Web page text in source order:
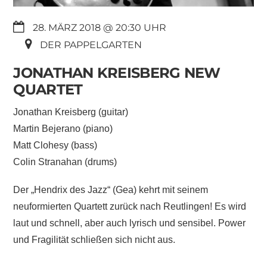
28. MÄRZ 2018 @ 20:30
DER PAPPELGARTEN
JONATHAN KREISBERG NEW
QUARTET
Jonathan Kreisberg (guitar)
Martin Bejerano (piano)
Matt Clohesy (bass)
Colin Stranahan (drums)
Der „Hendrix des Jazz“ (Gea) kehrt mit seinem
neuformierten Quartett zurück nach Reutlingen! Es wird
laut und schnell, aber auch lyrisch und sensibel. Power
und Fragilität schließen sich nicht aus.